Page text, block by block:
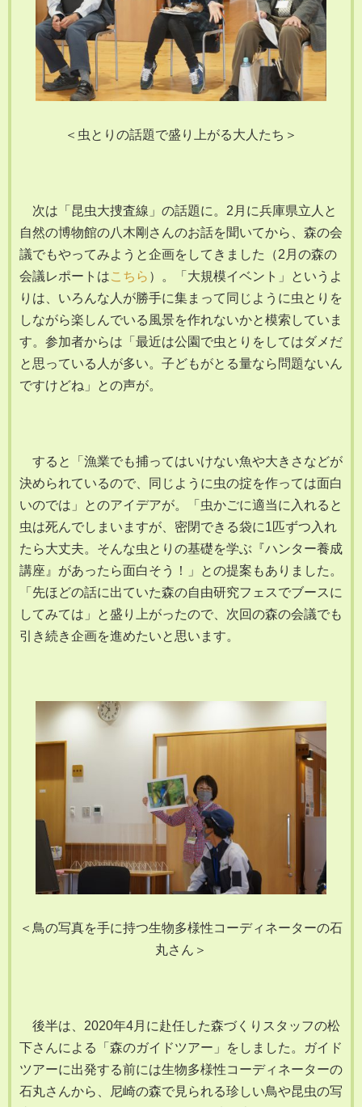
＜虫とりの話題で盛り上がる大人たち＞
次は「昆虫大捜査線」の話題に。2月に兵庫県立人と
自然の博物館の八木剛さんのお話を聞いてから、森の会
議でもやってみようと企画をしてきました（2月の森の
会議レポートはこちら ）。「大規模イベント」というよ
りは、いろんな人が勝手に集まって同じように虫とりを
しながら楽しんでいる風景を作れないかと模索していま
す。参加者からは「最近は公園で虫とりをしてはダメだ
と思っている人が多い。子どもがとる量なら問題ないん
ですけどね」との声が。
すると「漁業でも捕ってはいけない魚や大きさなどが
決められているので、同じように虫の掟を作っては面白
いのでは」とのアイデアが。「虫かごに適当に入れると
虫は死んでしまいますが、密閉できる袋に1匹ずつ入れ
たら大丈夫。そんな虫とりの基礎を学ぶ『ハンター養成
講座』があったら面白そう！」との提案もありました。
「先ほどの話に出ていた森の自由研究フェスでブースに
してみては」と盛り上がったので、次回の森の会議でも
引き続き企画を進めたいと思います。
＜鳥の写真を手に持つ生物多様性コーディネーターの石
丸さん＞
後半は、2020年4月に赴任した森づくりスタッフの松
下さんによる「森のガイドツアー」をしました。ガイド
ツアーに出発する前には生物多様性コーディネーターの
石丸さんから、尼崎の森で見られる珍しい鳥や昆虫の写